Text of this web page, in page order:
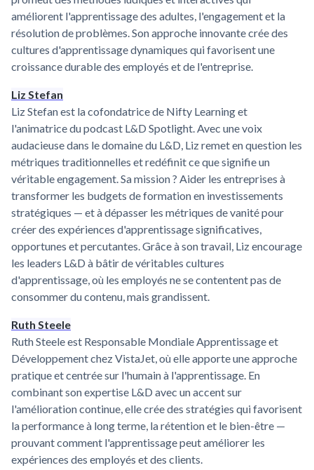
améliorent l'apprentissage des adultes, l'engagement et la
résolution de problèmes. Son approche innovante crée des
cultures d'apprentissage dynamiques qui favorisent une
croissance durable des employés et de l'entreprise.
Liz Stefan
Liz Stefan est la cofondatrice de Nifty Learning et
l'animatrice du podcast L&D Spotlight. Avec une voix
audacieuse dans le domaine du L&D, Liz remet en question les
métriques traditionnelles et redéfinit ce que signifie un
véritable engagement. Sa mission ? Aider les entreprises à
transformer les budgets de formation en investissements
stratégiques — et à dépasser les métriques de vanité pour
créer des expériences d'apprentissage significatives,
opportunes et percutantes. Grâce à son travail, Liz encourage
les leaders L&D à bâtir de véritables cultures
d'apprentissage, où les employés ne se contentent pas de
consommer du contenu, mais grandissent.
Ruth Steele
Ruth Steele est Responsable Mondiale Apprentissage et
Développement chez VistaJet, où elle apporte une approche
pratique et centrée sur l'humain à l'apprentissage. En
combinant son expertise L&D avec un accent sur
l'amélioration continue, elle crée des stratégies qui favorisent
la performance à long terme, la rétention et le bien-être —
prouvant comment l'apprentissage peut améliorer les
expériences des employés et des clients.